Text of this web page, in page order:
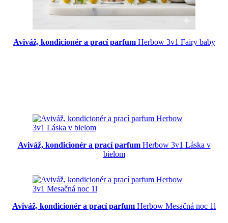
Aviváž, kondicionér a prací parfumHerbow 3v1 Fairy baby
Aviváž, kondicionér a prací parfumHerbow 3v1 Láska v
bielom
Aviváž, kondicionér a prací parfum Herbow Mesačná noc 1l